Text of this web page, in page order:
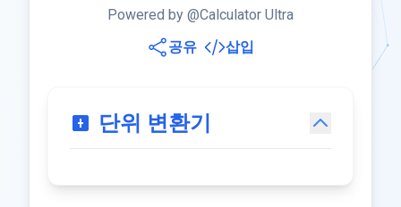
Powered by @Calculator Ultra
공유
삽입
단위 변환기